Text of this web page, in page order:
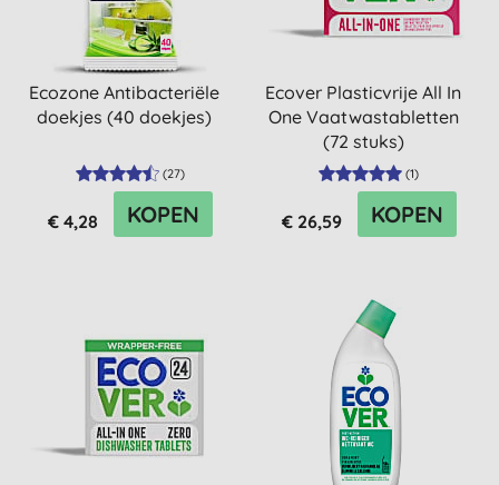
Ecozone Antibacteriële
doekjes (40 doekjes)
(27)
€ 4,28 KOPEN
Ecover Plasticvrije All In
One Vaatwastabletten
(72 stuks)
(1)
€ 26,59 KOPEN